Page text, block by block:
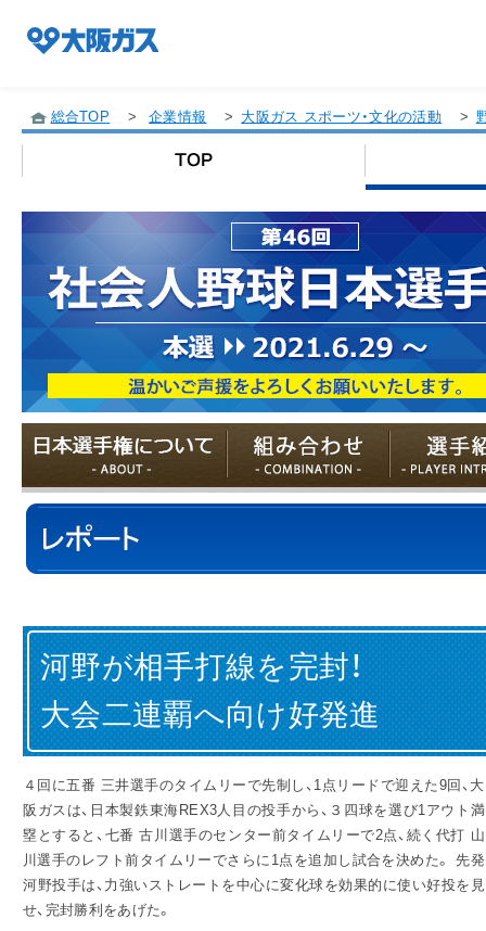
企業/グループについて
社会貢献
技術開発
サステナビリティ
IR情報
採用情報
プレスリリース
総合TOP > 企業情報 > 大阪ガス スポーツ・文化の活動 >
河野が相手打線を完封！
大会二連覇へ向け好発進
４回に五番 三井選手のタイムリーで先制し、1点リードで迎えた9回、大
阪ガスは、日本製鉄東海REX3人目の投手から、３四球を選び1アウト満
塁とすると、七番 古川選手のセンター前タイムリーで2点、続く代打 山
川選手のレフト前タイムリーでさらに1点を追加し試合を決めた。 先発
河野投手は、力強いストレートを中心に変化球を効果的に使い好投を見
せ、完封勝利をあげた。